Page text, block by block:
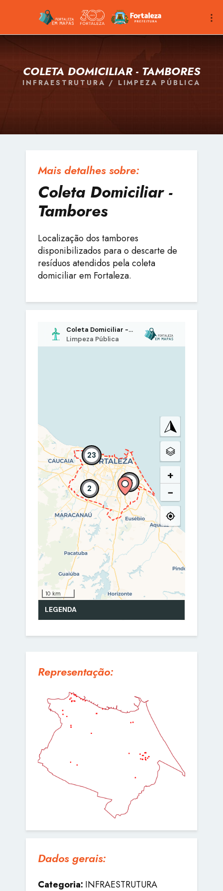
COLETA DOMICILIAR - TAMBORES
INFRAESTRUTURA / LIMPEZA PÚBLICA
Mais detalhes sobre:
Coleta Domiciliar -
Tambores
Localização dos tambores
disponibilizados para o descarte de
resíduos atendidos pela coleta
domiciliar em Fortaleza.
Representação:
Dados gerais:
Categoria: INFRAESTRUTURA